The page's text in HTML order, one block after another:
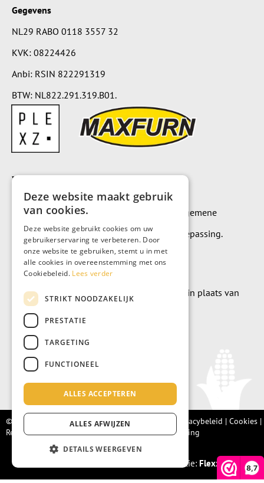
8,7
Gegevens
NL29 RABO 0118 3557 32
KVK: 08224426
Anbi: RSIN 822291319
BTW: NL822.291.319.B01.
Voorwaarden
Op alle leveringen en diensten zijn onze algemene
leverings- en betalingsvoorwaarden van toepassing.
Algemene voorwaarden
Wilt u geld doneren? Dat kan uiteraard ook in plaats van
meubels te kopen.
Doneer
© Living Fair 2022 – Algemene voorwaarden Privacybeleid | Cookies |
Retourbeleid |Integriteitsprotocol|Klachtenregeling
Realisatie: Flexxmarketing
Deze website maakt gebruik
van cookies.
Deze website gebruikt cookies om uw
gebruikerservaring te verbeteren. Door
onze website te gebruiken, stemt u in met
alle cookies in overeenstemming met ons
Cookiebeleid. Lees verder
STRIKT NOODZAKELIJK
PRESTATIE
TARGETING
FUNCTIONEEL
ALLES ACCEPTEREN
ALLES AFWIJZEN
DETAILS WEERGEVEN